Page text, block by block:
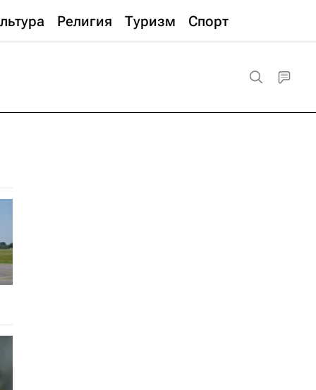
Религия Туризм Спорт